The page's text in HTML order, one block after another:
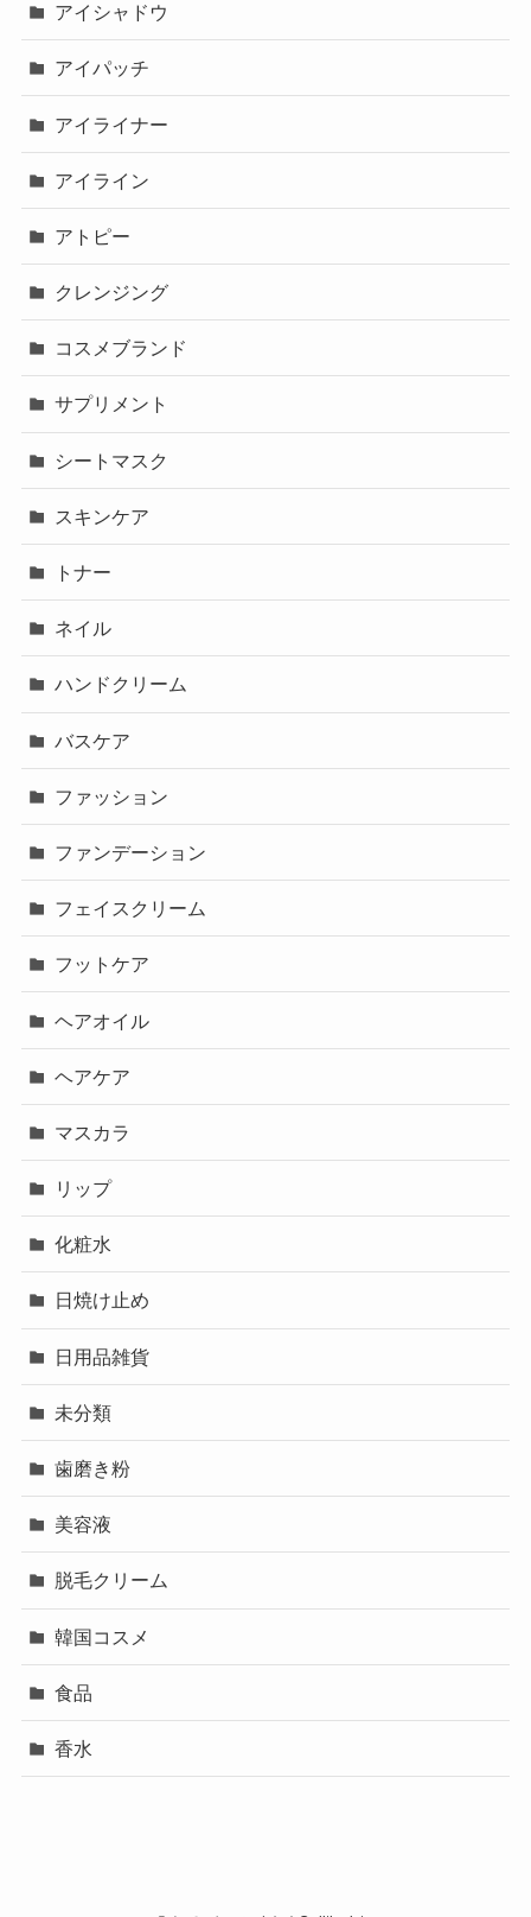
アイシャドウ
アイパッチ
アイライナー
アイライン
アトピー
クレンジング
コスメブランド
サプリメント
シートマスク
スキンケア
トナー
ネイル
ハンドクリーム
バスケア
ファッション
ファンデーション
フェイスクリーム
フットケア
ヘアオイル
ヘアケア
マスカラ
リップ
化粧水
日焼け止め
日用品雑貨
未分類
歯磨き粉
美容液
脱毛クリーム
韓国コスメ
食品
香水